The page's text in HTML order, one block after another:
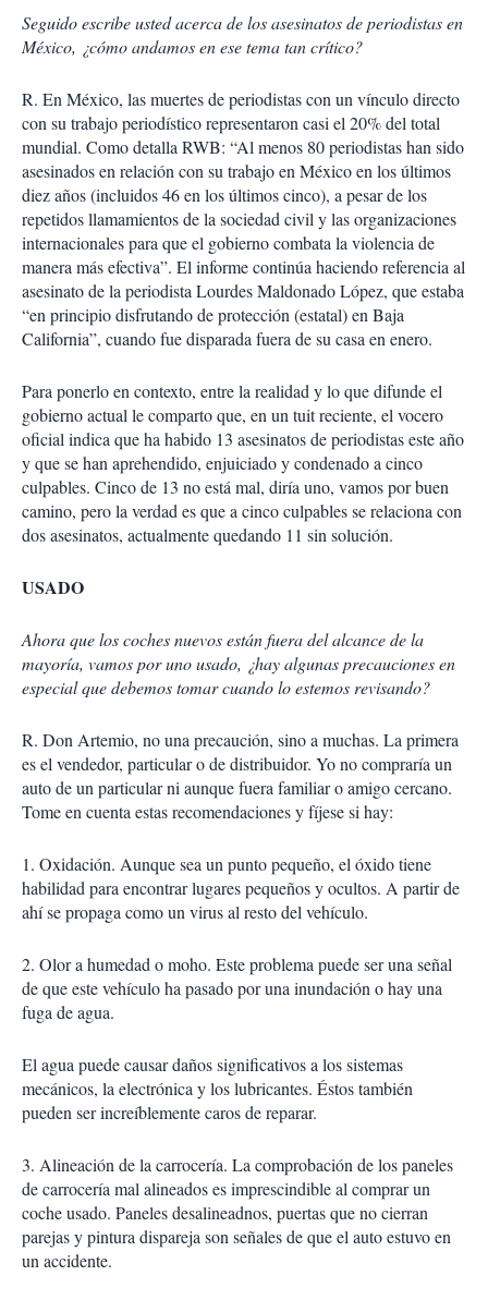
a
r
t
r
Seguido escribe usted acerca de los asesinatos de periodistas en
México, ¿cómo andamos en ese tema tan crítico?
R. En México, las muertes de periodistas con un vínculo directo
con su trabajo periodístico representaron casi el 20% del total
mundial. Como detalla RWB: “Al menos 80 periodistas han sido
asesinados en relación con su trabajo en México en los últimos
diez años (incluidos 46 en los últimos cinco), a pesar de los
repetidos llamamientos de la sociedad civil y las organizaciones
internacionales para que el gobierno combata la violencia de
manera más efectiva”. El informe continúa haciendo referencia al
asesinato de la periodista Lourdes Maldonado López, que estaba
“en principio disfrutando de protección (estatal) en Baja
California”, cuando fue disparada fuera de su casa en enero.
Para ponerlo en contexto, entre la realidad y lo que difunde el
gobierno actual le comparto que, en un tuit reciente, el vocero
oficial indica que ha habido 13 asesinatos de periodistas este año
y que se han aprehendido, enjuiciado y condenado a cinco
culpables. Cinco de 13 no está mal, diría uno, vamos por buen
camino, pero la verdad es que a cinco culpables se relaciona con
dos asesinatos, actualmente quedando 11 sin solución.
USADO
Ahora que los coches nuevos están fuera del alcance de la
mayoría, vamos por uno usado, ¿hay algunas precauciones en
especial que debemos tomar cuando lo estemos revisando?
R. Don Artemio, no una precaución, sino a muchas. La primera
es el vendedor, particular o de distribuidor. Yo no compraría un
auto de un particular ni aunque fuera familiar o amigo cercano.
Tome en cuenta estas recomendaciones y fíjese si hay:
1. Oxidación. Aunque sea un punto pequeño, el óxido tiene
habilidad para encontrar lugares pequeños y ocultos. A partir de
ahí se propaga como un virus al resto del vehículo.
2. Olor a humedad o moho. Este problema puede ser una señal
de que este vehículo ha pasado por una inundación o hay una
fuga de agua.
El agua puede causar daños significativos a los sistemas
mecánicos, la electrónica y los lubricantes. Éstos también
pueden ser increíblemente caros de reparar.
3. Alineación de la carrocería. La comprobación de los paneles
de carrocería mal alineados es imprescindible al comprar un
coche usado. Paneles desalineadnos, puertas que no cierran
parejas y pintura dispareja son señales de que el auto estuvo en
un accidente.